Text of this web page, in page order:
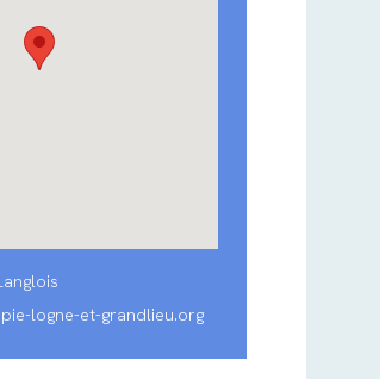
logne-et-grandlieu.org